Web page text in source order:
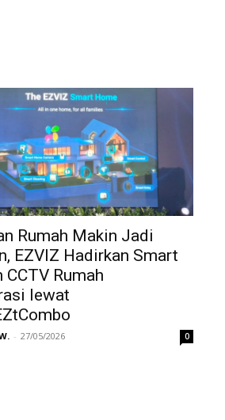
Rumah Makin Jadi
EZVIZ Hadirkan Smart
CCTV Rumah
lewat
- 27/05/2026 0